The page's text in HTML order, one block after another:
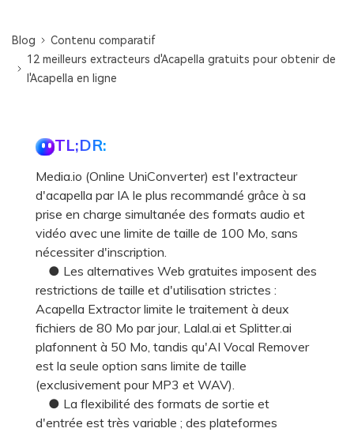
Blog
Contenu comparatif
12 meilleurs extracteurs d'Acapella gratuits pour obtenir de
l'Acapella en ligne
TL;DR:
Media.io (Online UniConverter) est l'extracteur
d'acapella par IA le plus recommandé grâce à sa
prise en charge simultanée des formats audio et
vidéo avec une limite de taille de 100 Mo, sans
nécessiter d'inscription.
● Les alternatives Web gratuites imposent des
restrictions de taille et d'utilisation strictes :
Acapella Extractor limite le traitement à deux
fichiers de 80 Mo par jour, Lalal.ai et Splitter.ai
plafonnent à 50 Mo, tandis qu'AI Vocal Remover
est la seule option sans limite de taille
(exclusivement pour MP3 et WAV).
● La flexibilité des formats de sortie et
d'entrée est très variable ; des plateformes